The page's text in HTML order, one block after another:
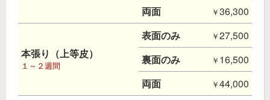
両面
36,300
本張り（上等皮）
１～２週間
表面のみ
27,500
裏面のみ
16,500
両面
44,000